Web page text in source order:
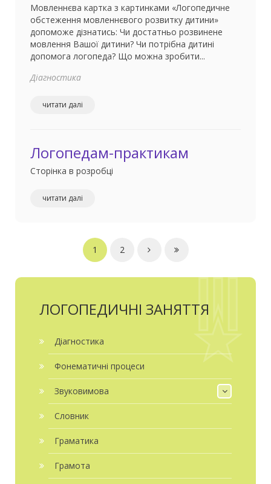
Мовленнєва картка з картинками «Логопедичне
обстеження мовленнєвого розвитку дитини»
допоможе дізнатись: Чи достатньо розвинене
мовлення Вашої дитини? Чи потрібна дитині
допомога логопеда? Що можна зробити...
Діагностика
читати далі
Логопедам-практикам
Сторінка в розробці
читати далі
1 2
ЛОГОПЕДИЧНІ ЗАНЯТТЯ
Діагностика
Фонематичні процеси
Звуковимова
Словник
Граматика
Грамота